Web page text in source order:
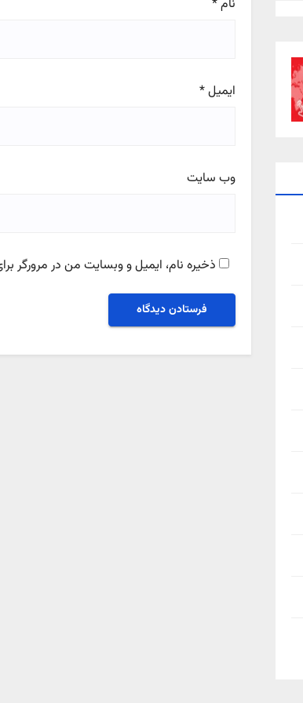
نام*
ایمیل*
وب‌ سایت
ذخیره نام، ایمیل و وبسایت من در مرورگر